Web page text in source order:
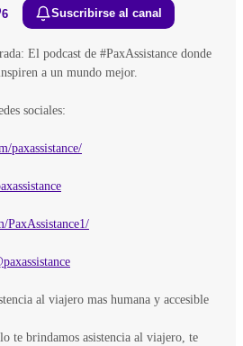
6 Suscribirse al canal
El podcast de #PaxAssistance donde
a un mundo mejor.
sociales:
paxassistance/
PaxAssistance1/
al viajero mas humana y accesible
te brindamos asistencia al viajero, te